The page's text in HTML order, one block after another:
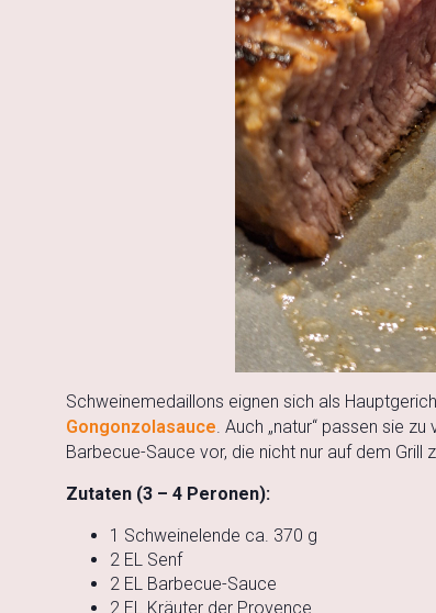
Schweinemedaillons eignen sich als
Gongonzolasauce . Auch „natur“ passen sie
Barbecue-Sauce vor, die nicht nur auf dem Grill
Zutaten (3 – 4 Peronen):
1 Schweinelende ca. 370 g
2 EL Senf
2 EL Barbecue-Sauce
2 EL Kräuter der Provence